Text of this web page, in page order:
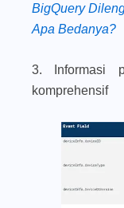
BigQuery
Apa Bedanya?
3. Informasi
komprehensif